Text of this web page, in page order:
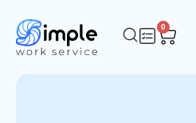
0